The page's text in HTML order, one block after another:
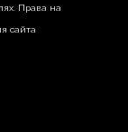
Права на
сайта